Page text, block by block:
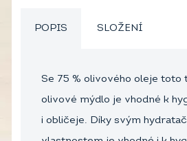
POPIS SLOŽENÍ
Se 75 % olivového oleje toto
olivové mýdlo je vhodné k
i obličeje. Díky svým